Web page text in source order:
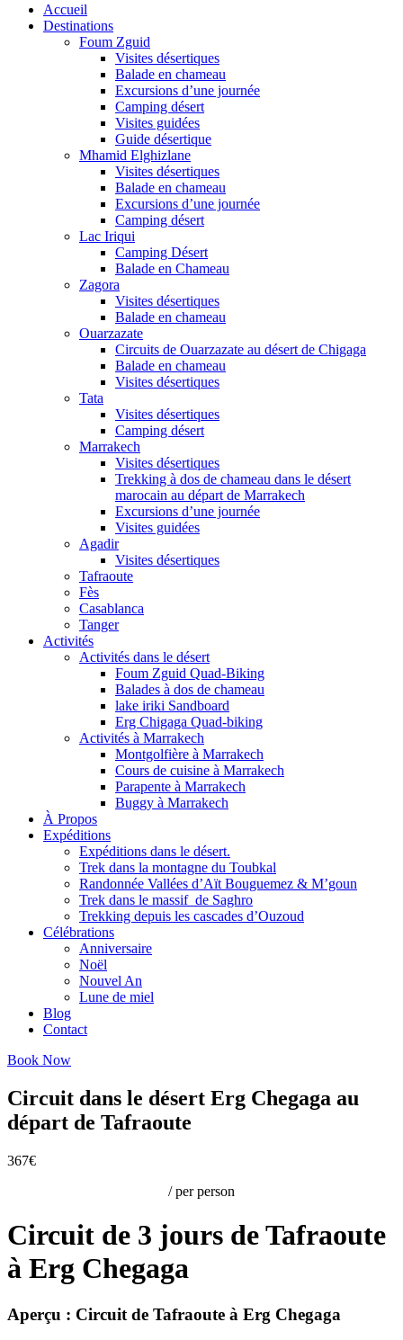
Accueil
Destinations
Foum Zguid
Visites désertiques
Balade en chameau
Excursions d’une journée
Camping désert
Visites guidées
Guide désertique
Mhamid Elghizlane
Visites désertiques
Balade en chameau
Excursions d’une journée
Camping désert
Lac Iriqui
Camping Désert
Balade en Chameau
Zagora
Visites désertiques
Balade en chameau
Ouarzazate
Circuits de Ouarzazate au désert de Chigaga
Balade en chameau
Visites désertiques
Tata
Visites désertiques
Camping désert
Marrakech
Visites désertiques
Trekking à dos de chameau dans le désert
marocain au départ de Marrakech
Excursions d’une journée
Visites guidées
Agadir
Visites désertiques
Tafraoute
Fès
Casablanca
Tanger
Activités
Activités dans le désert
Foum Zguid Quad-Biking
Balades à dos de chameau
lake iriki Sandboard
Erg Chigaga Quad-biking
Activités à Marrakech
Montgolfière à Marrakech
Cours de cuisine à Marrakech
Parapente à Marrakech
Buggy à Marrakech
À Propos
Expéditions
Expéditions dans le désert.
Trek dans la montagne du Toubkal
Randonnée Vallées d’Aït Bouguemez & M’goun
Trek dans le massif de Saghro
Trekking depuis les cascades d’Ouzoud
Célébrations
Anniversaire
Noël
Nouvel An
Lune de miel
Blog
Contact
Book Now
Circuit dans le désert Erg Chegaga au
départ de Tafraoute
367€
/ per person
Circuit de 3 jours de Tafraoute
à Erg Chegaga
Aperçu : Circuit de Tafraoute à Erg Chegaga